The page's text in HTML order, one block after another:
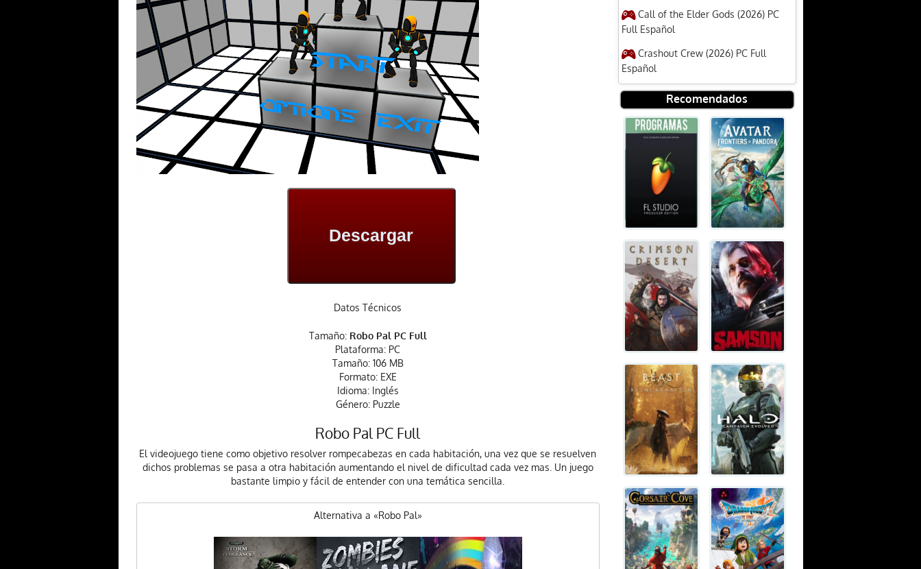
Descargar
Datos Técnicos
Tamaño: Robo Pal PC Full
Plataforma: PC
Tamaño: 106 MB
Formato: EXE
Idioma: Inglés
Género: Puzzle
Robo Pal PC Full
El videojuego tiene como objetivo resolver rompecabezas en cada habitación, una vez que se resuelven
dichos problemas se pasa a otra habitación aumentando el nivel de dificultad cada vez mas. Un juego
bastante limpio y fácil de entender con una temática sencilla.
Alternativa a «Robo Pal»
Call of the Elder Gods (2026) PC
Full Español
Crashout Crew (2026) PC Full
Español
Recomendados